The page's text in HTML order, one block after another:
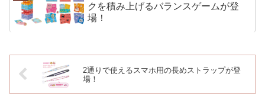
クを積み上げるバランスゲームが登
場！
2通りで使えるスマホ用の長めストラップが登
場！